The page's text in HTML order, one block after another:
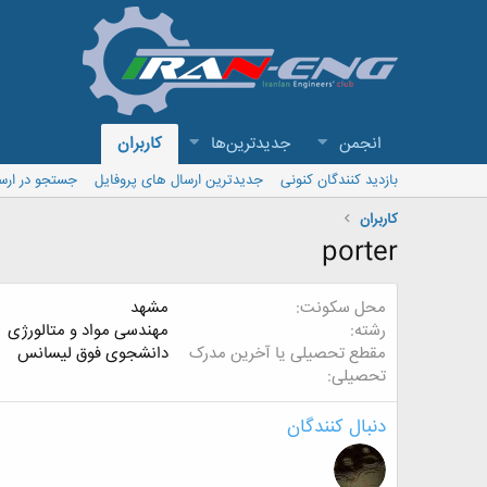
انجمن جدیدترین‌ها کاربران
بازدید کنندگان کنونی جدیدترین ارسال های پروفایل
جستجو در
کاربران
porter
محل سکونت
مشهد
رشته
مهندسی مواد و متالورژی
مقطع تحصیلی یا آخرین مدرک
تحصیلی
دانشجوی فوق لیسانس
دنبال کنندگان